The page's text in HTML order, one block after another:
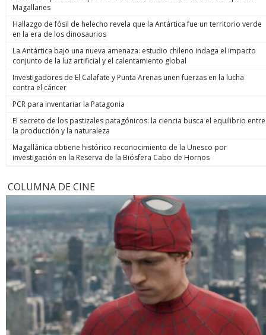
Magallanes
Hallazgo de fósil de helecho revela que la Antártica fue un territorio verde
en la era de los dinosaurios
La Antártica bajo una nueva amenaza: estudio chileno indaga el impacto
conjunto de la luz artificial y el calentamiento global
Investigadores de El Calafate y Punta Arenas unen fuerzas en la lucha
contra el cáncer
PCR para inventariar la Patagonia
El secreto de los pastizales patagónicos: la ciencia busca el equilibrio entre
la producción y la naturaleza
Magallánica obtiene histórico reconocimiento de la Unesco por
investigación en la Reserva de la Biósfera Cabo de Hornos
COLUMNA DE CINE